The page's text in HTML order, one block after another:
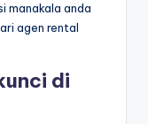
manakala anda
agen rental
di